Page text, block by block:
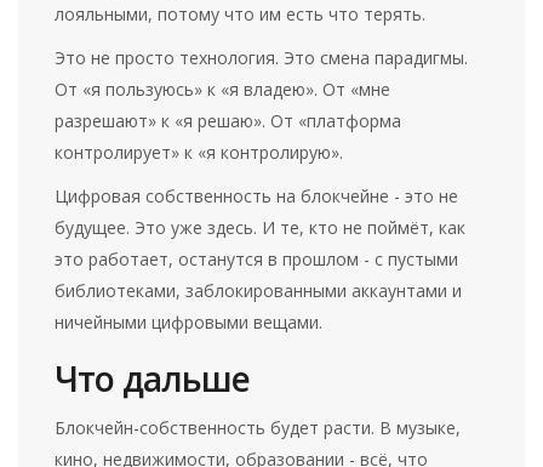
лояльными, потому что им есть что терять.
Это не просто технология. Это смена парадигмы.
От «я пользуюсь» к «я владею». От «мне
разрешают» к «я решаю». От «платформа
контролирует» к «я контролирую».
Цифровая собственность на блокчейне - это не
будущее. Это уже здесь. И те, кто не поймёт, как
это работает, останутся в прошлом - с пустыми
библиотеками, заблокированными аккаунтами и
ничейными цифровыми вещами.
Что дальше
Блокчейн-собственность будет расти. В музыке,
кино, недвижимости, образовании - всё, что